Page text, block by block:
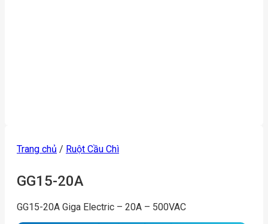
Trang chủ / Ruột Cầu Chì
GG15-20A
GG15-20A Giga Electric – 20A – 500VAC